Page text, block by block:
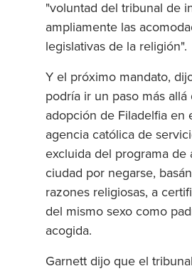
"voluntad del tribunal de
ampliamente las
legislativas de la religión".
Y el próximo mandato,
podría ir un paso más
adopción de Filadelfia en
agencia católica de
excluida del programa de
ciudad por negarse,
razones religiosas, a
del mismo sexo como
acogida.
Garnett dijo que el